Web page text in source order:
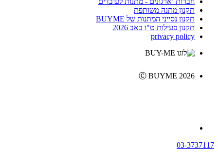
תקנון מתנה משותפת
תקנון נסייני המתנות של BUYME
תקנון פעילות ט"ו באב 2026
privacy policy
Ⓒ BUYME 2026
03-3737117